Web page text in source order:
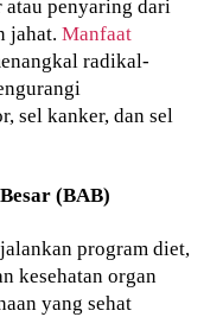
penyaring dari
jahat.Manfaat
radikal-
sel kanker, dan sel
(BAB)
program diet,
kesehatan organ
yang sehat